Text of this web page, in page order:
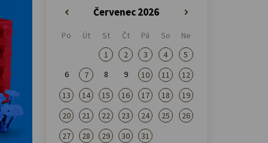
Červenec 2026
»
Po Út St Čt Pá So
Ne
1
2 3 4
5
6
7 8 9 10 11
12
13
14 15 16 17 18
19
20
21 22 23 24 25
26
27
28 29 30 31